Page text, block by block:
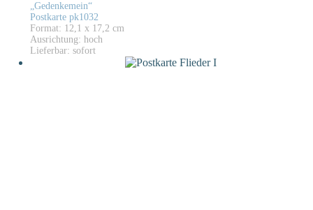
„Gedenkemein“
Postkarte pk1032
Format: 12,1 x 17,2 cm
Ausrichtung: hoch
Lieferbar: sofort